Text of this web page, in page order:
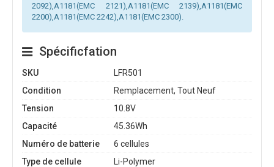
2092),A1181(EMC 2121),A1181(EMC 2139),A1181(EMC
2200),A1181(EMC 2242),A1181(EMC 2300).
Spécificfation
SKU
LFR501
Condition
Remplacement, Tout Neuf
Tension
10.8V
Capacité
45.36Wh
Numéro de batterie
6 cellules
Type de cellule
Li-Polymer